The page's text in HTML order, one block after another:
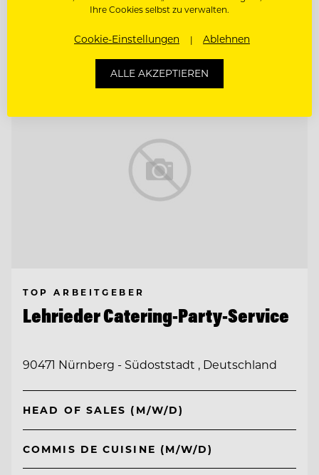
Entdecke alle Jobs
TOP ARBEITGEBER
Lehrieder Catering-Party-Service
90471 Nürnberg - Südoststadt , Deutschland
HEAD OF SALES (M/W/D)
COMMIS DE CUISINE (M/W/D)
Ihre Cookies selbst zu verwalten.
Cookie-Einstellungen Ablehnen
ALLE AKZEPTIEREN